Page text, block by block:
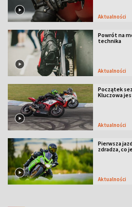
Aktualności
Powrót na
technika
Aktualności
Początek
Kluczowa
Aktualności
Pierwsza
zdradza, co
Aktualności